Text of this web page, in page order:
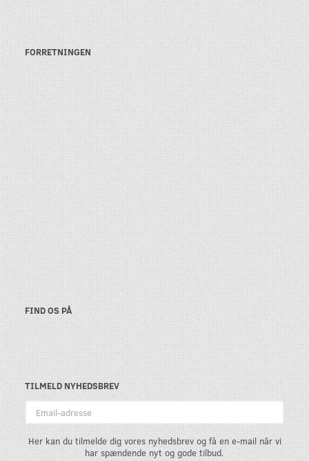
FORRETNINGEN
FIND OS PÅ
TILMELD NYHEDSBREV
Her kan du tilmelde dig vores nyhedsbrev og få en e-mail når vi
har spændende nyt og gode tilbud.